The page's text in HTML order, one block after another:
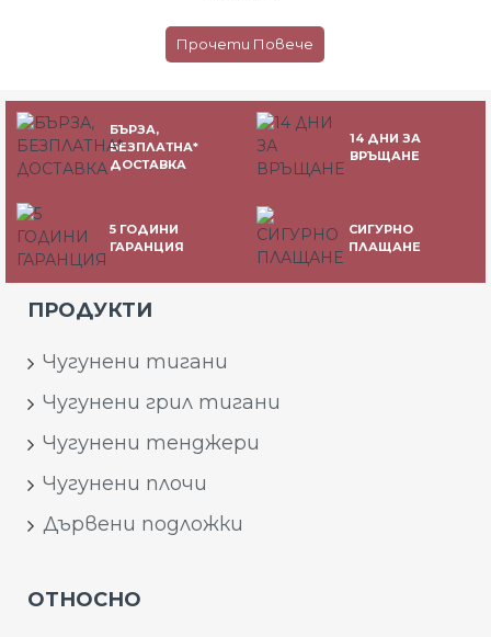
Прочети Повече
БЪРЗА,
БЕЗПЛАТНА*
ДОСТАВКА
14 ДНИ ЗА
ВРЪЩАНЕ
5 ГОДИНИ
ГАРАНЦИЯ
СИГУРНО
ПЛАЩАНЕ
ПРОДУКТИ
Чугунени тигани
Чугунени грил тигани
Чугунени тенджери
Чугунени плочи
Дървени подложки
ОТНОСНО